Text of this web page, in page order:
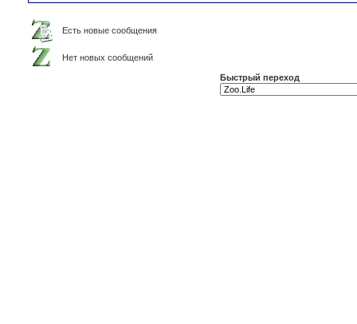
Есть новые сообщения
Нет новых сообщений
Быстрый переход